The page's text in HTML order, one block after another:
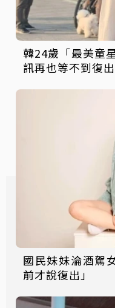
韓24歲「最美童
訊再也等不到復出
國民妹妹淪酒駕
前才說復出」